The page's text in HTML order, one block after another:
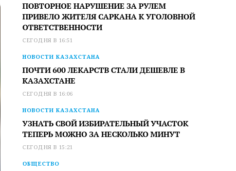
ПОВТОРНОЕ НАРУШЕНИЕ ЗА РУЛЕМ
ПРИВЕЛО ЖИТЕЛЯ САРКАНА К УГОЛОВНОЙ
ОТВЕТСТВЕННОСТИ
СЕГОДНЯ В 16:51
НОВОСТИ КАЗАХСТАНА
ПОЧТИ 600 ЛЕКАРСТВ СТАЛИ ДЕШЕВЛЕ В
КАЗАХСТАНЕ
СЕГОДНЯ В 16:06
НОВОСТИ КАЗАХСТАНА
УЗНАТЬ СВОЙ ИЗБИРАТЕЛЬНЫЙ УЧАСТОК
ТЕПЕРЬ МОЖНО ЗА НЕСКОЛЬКО МИНУТ
СЕГОДНЯ В 15:21
ОБЩЕСТВО